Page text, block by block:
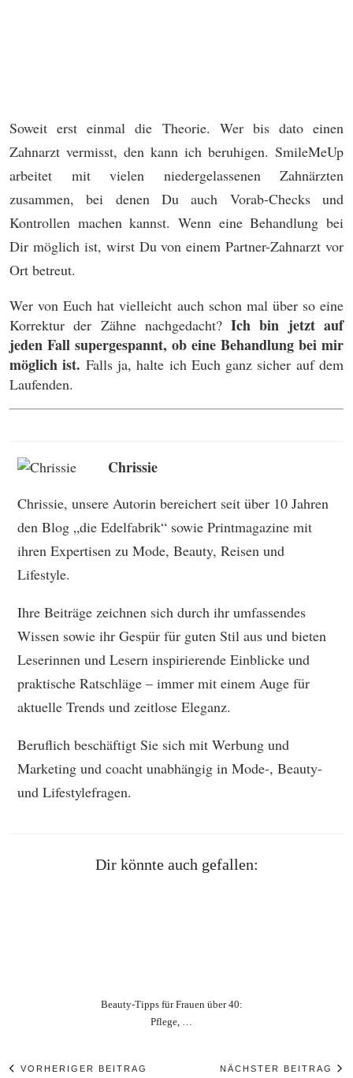
Soweit erst einmal die Theorie. Wer bis dato einen
Zahnarzt vermisst, den kann ich beruhigen. SmileMeUp
arbeitet mit vielen niedergelassenen Zahnärzten
zusammen, bei denen Du auch Vorab-Checks und
Kontrollen machen kannst. Wenn eine Behandlung bei
Dir möglich ist, wirst Du von einem Partner-Zahnarzt vor
Ort betreut.
Wer von Euch hat vielleicht auch schon mal über so eine
Korrektur der Zähne nachgedacht?Ich bin jetzt auf
jeden Fall supergespannt, ob eine Behandlung bei mir
möglich ist. Falls ja, halte ich Euch ganz sicher auf dem
Laufenden.
Chrissie
Chrissie, unsere Autorin bereichert seit über 10 Jahren
den Blog „die Edelfabrik“ sowie Printmagazine mit
ihren Expertisen zu Mode, Beauty, Reisen und
Lifestyle.
Ihre Beiträge zeichnen sich durch ihr umfassendes
Wissen sowie ihr Gespür für guten Stil aus und bieten
Leserinnen und Lesern inspirierende Einblicke und
praktische Ratschläge – immer mit einem Auge für
aktuelle Trends und zeitlose Eleganz.
Beruflich beschäftigt Sie sich mit Werbung und
Marketing und coacht unabhängig in Mode-, Beauty-
und Lifestylefragen.
Dir könnte auch gefallen:
Beauty‑Tipps für Frauen über 40:
Pflege, …
VORHERIGER BEITRAG
NÄCHSTER BEITRAG